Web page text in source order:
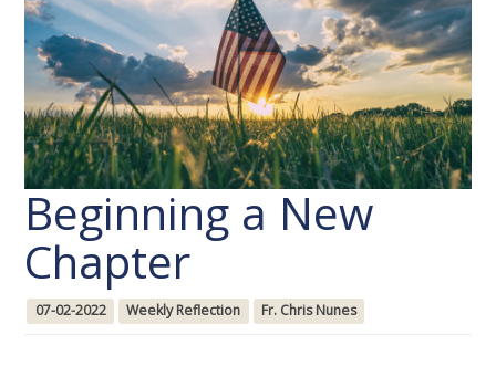
Beginning a New
Chapter
07-02-2022 Weekly Reflection Fr. Chris Nunes